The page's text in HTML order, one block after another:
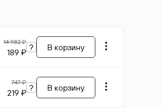
14 982 ₽
189 ₽ ? В корзину
747 ₽
219 ₽ ? В корзину